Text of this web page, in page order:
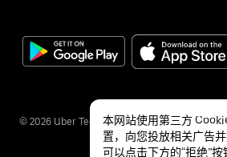
© 2026 Uber Technologies Inc.
本网站使用第三方
置，向您投放相关广告
可以点击下方的“拒绝”